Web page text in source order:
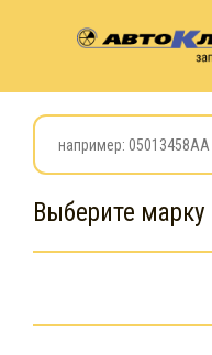
Выберите марку